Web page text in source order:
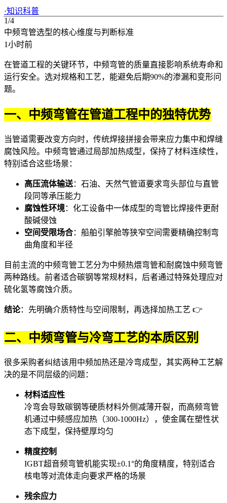
·知识科普
1/4
中频弯管选型的核心维度与判断标准
1小时前
在管道工程的关键环节，中频弯管的质量直接影响系统寿命和
运行安全。选对规格和工艺，能避免后期90%的渗漏和变形问
题。
一、中频弯管在管道工程中的独特优势
当管道需要改变方向时，传统焊接拼接会带来应力集中和焊缝
腐蚀风险。中频弯管通过局部加热成型，保持了材料连续性，
特别适合这些场景：
高压流体输送：石油、天然气管道要求弯头部位与直管
段同等承压能力
腐蚀性环境：化工设备中一体成型的弯管比焊接件更耐
酸碱侵蚀
空间受限场合：船舶引擎舱等狭窄空间需要精确控制弯
曲角度和半径
目前主流的中频弯管工艺分为中频热煨弯管和耐腐蚀中频弯管
两种路线。前者适合碳钢等常规材料，后者通过特殊处理应对
硫化氢等腐蚀介质。
结论：先明确介质特性与空间限制，再选择加热工艺 👉
二、中频弯管与冷弯工艺的本质区别
很多采购者纠结该用中频加热还是冷弯成型，其实两种工艺解
决的是不同层级的问题：
材料适应性
冷弯会导致碳钢等硬质材料外侧减薄开裂，而高频弯管
机通过中频感应加热（300-1000Hz），使金属在塑性状
态下成型，保持壁厚均匀
精度控制
IGBT超音频弯管机能实现±0.1°的角度精度，特别适合
核电等对流体走向要求严格的场景
残余应力